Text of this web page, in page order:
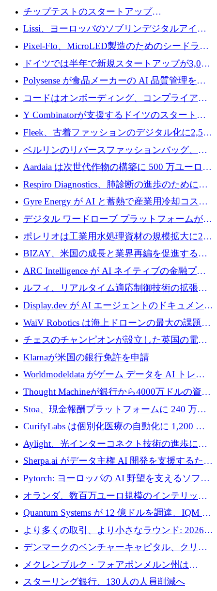
立したAIライティングのスタートアップが
1,300万ドルのシード投資を調達
チップテストのスタートアップ
QuantumDiamondsが株式資金で1,500万ユーロ
Lissi、ヨーロッパのソブリンデジタルアイデ
ンティティの未来を推進するために350万ユー
ロを調達
Pixel-Flo、MicroLED製造のためのシードラウ
ンドで525万ポンドを獲得
ドイツでは半年で新規スタートアップが3,000
社という記録を目の当たりにし、涙を流すハ
ンブルク
Polysense が食品メーカーの AI 品質管理を拡
張するために 1,070 万ドルを調達
コードはオンボーディング、コンプライアン
ス、支払いを統合するために 640 万ポンドを
Y Combinatorが支援するドイツのスタートア
ップFintoが340万ドルを調達、シリコンバレ
ーではなくミュンヘンを選んだと語る
Fleek、古着ファッションのデジタル化に2,500
万ドルを確保
ベルリンのリバースファッションバッグ、繊
維仕分け規模拡大に7桁の資金調達
Aardaia は次世代作物の構築に 500 万ユーロを
寄付
Respiro Diagnostics、肺診断の進歩のために
100 万ポンドを確保
Gyre Energy が AI と蓄熱で産業用冷却コスト
を削減するために 130 万ドルを調達
デジタル ワードローブ プラットフォームが
1,000 万人のユーザーに到達し、Whering が
700 万ドルを獲得
ポレリオは工業用水処理資材の規模拡大に240
万ユーロを確保
BIZAY、米国の成長と業界再編を促進するた
めに5,500万ドルを確保
ARC Intelligence が AI ネイティブの金融プラ
ットフォームを拡大するために 400 万ユーロ
ルフィ、リアルタイム適応制御技術の拡張に
810万ポンドを確保
Display.dev が AI エージェントのドキュメント
コラボレーションを強化するために 47 万ユー
WaiV Robotics は海上ドローンの最大の課題の
1 つをどのように解決しているか
チェスのチャンピオンが設立した英国の電池
材料スタートアップ TaiSan が 465 万ポンドを
Klarnaが米国の銀行免許を申請
Worldmodeldata がゲーム データを AI トレー
ニングに変えるために 700 万ポンドを獲得
Thought Machineが銀行から4000万ドルの資金
調達、年間収益1億ドルを突破
Stoa、現金報酬プラットフォームに 240 万ド
ルを確保
CurifyLabs は個別化医療の自動化に 1,200 万
ユーロを寄付
Aylight、光インターコネクト技術の進歩に向
けて450万ユーロのプレシードラウンドを終了
Sherpa.ai がデータ主権 AI 開発を支援するため
に 1,800 万ドルを調達
Pytorch: ヨーロッパの AI 野望を支えるソフト
ウェア層
オランダ、数百万ユーロ規模のインテリック
との提携で軍用ドローンにソフトウェアファ
ースト戦略を採用
Quantum Systems が 12 億ドルを調達、IQM が
米国の主要取引所で初の欧州量子企業とな
る、6 月に欧州のスタートアップ資金調達
より多くの取引、より小さなラウンド: 2026
年 6 月に欧州のスタートアップ資金調達
デンマークのベンチャーキャピタル、クリメ
ンタム・キャピタルが気候変動対策ハードウ
ェア投資として初回クローズで6,000万ユーロ
を確保
メクレンブルク・フォアポンメルン州は
Nextcloud を州全体に展開し、オープンソース
スターリング銀行、130人の人員削減へ